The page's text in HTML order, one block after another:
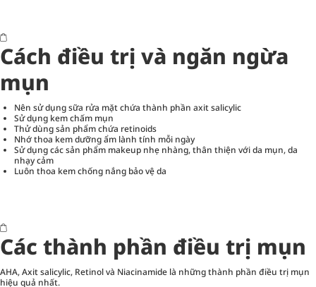
Cách điều trị và ngăn ngừa
mụn
Nên sử dụng sữa rửa mặt chứa thành phần axit salicylic
Sử dụng kem chấm mụn
Thử dùng sản phẩm chứa retinoids
Nhớ thoa kem dưỡng ẩm lành tính mỗi ngày
Sử dụng các sản phẩm makeup nhẹ nhàng, thân thiện với da mụn, da
nhạy cảm
Luôn thoa kem chống nắng bảo vệ da
Các thành phần điều trị mụn
AHA, Axit salicylic, Retinol và Niacinamide là những thành phần điều trị mụn
hiệu quả nhất.